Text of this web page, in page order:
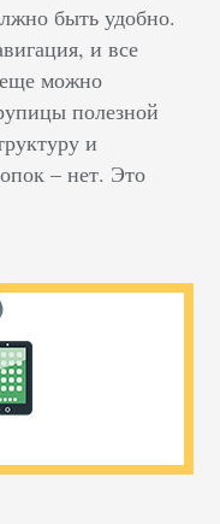
быть удобно.
и все
еще можно
полезной
и
– нет. Это